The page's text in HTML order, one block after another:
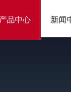
产品中心 新闻